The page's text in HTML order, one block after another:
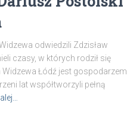
odwiedzili Zdzisław
czasy, w których rodził się
Łódź jest gospodarzem
lat współtworzyli pełną